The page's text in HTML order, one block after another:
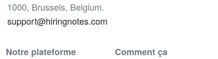
1000, Brussels, Belgium.
support@hiringnotes.com
Notre plateforme
Comment ça